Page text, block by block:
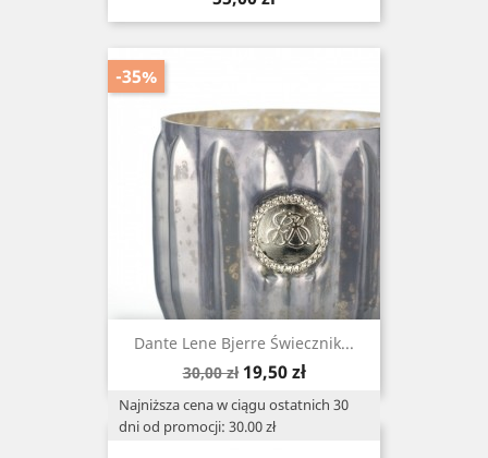
Dante Lene Bjerre Świecznik...
Cena
30,00 zł Cena
19,50 zł
Najniższa cena w ciągu ostatnich 30
dni od promocji: 30.00 zł
-35%